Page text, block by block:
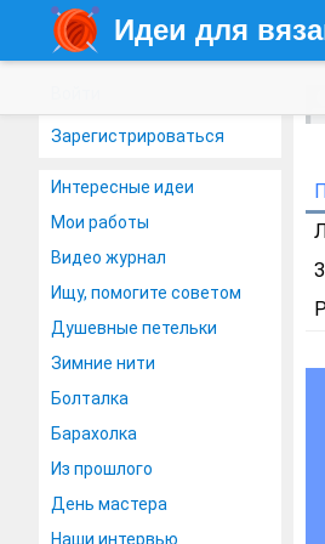
Идеи для
Зарегистрироваться
Интересные идеи
Мои работы
Видео журнал
Ищу, помогите советом
Душевные петельки
Зимние нити
Болталка
Барахолка
Из прошлого
День мастера
Наши интервью